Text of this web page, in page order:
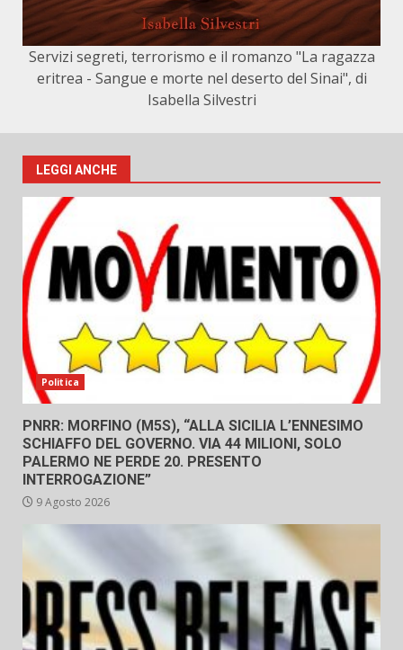
Servizi segreti, terrorismo e il romanzo "La ragazza
eritrea - Sangue e morte nel deserto del Sinai", di
Isabella Silvestri
LEGGI ANCHE
Politica
PNRR: MORFINO (M5S), “ALLA SICILIA L’ENNESIMO
SCHIAFFO DEL GOVERNO. VIA 44 MILIONI, SOLO
PALERMO NE PERDE 20. PRESENTO
INTERROGAZIONE”
9 Agosto 2026